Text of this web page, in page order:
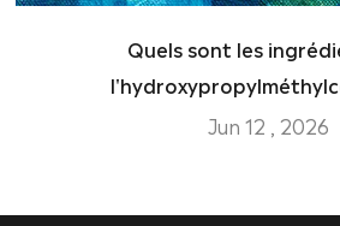
Quels sont les
Jun 12 , 2026